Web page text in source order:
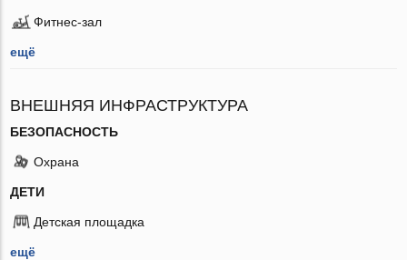
Фитнес-зал
ещё
ВНЕШНЯЯ ИНФРАСТРУКТУРА
БЕЗОПАСНОСТЬ
Охрана
ДЕТИ
Детская площадка
ещё